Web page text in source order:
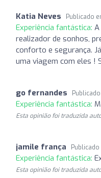
Katia Neves Publicado
Experiência fantástica:
realizador de sonhos,
conforto e segurança.
uma viagem com eles !
go fernandes
Experiência fantástica:
Esta opinião foi traduzida
jamile frança Publicado
Experiência fantástica:
Esta opinião foi traduzida